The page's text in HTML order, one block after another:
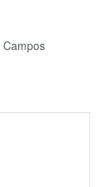
Campos